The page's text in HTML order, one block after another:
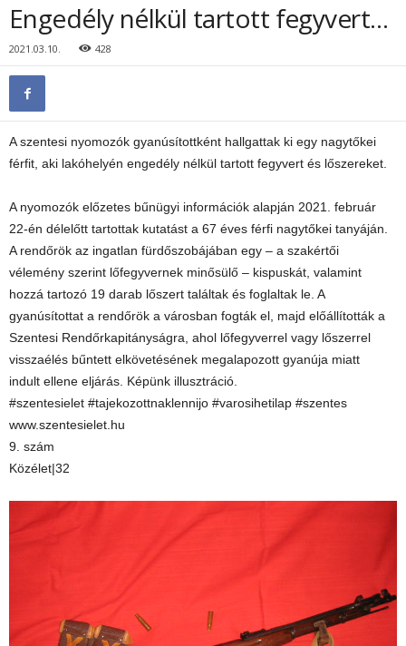
Engedély nélkül tartott fegyvert…
2021.03.10. 428
A szentesi nyomozók gyanúsítottként hallgattak ki egy nagytőkei
férfit, aki lakóhelyén engedély nélkül tartott fegyvert és lőszereket.
A nyomozók előzetes bűnügyi információk alapján 2021. február
22-én délelőtt tartottak kutatást a 67 éves férfi nagytőkei tanyáján.
A rendőrök az ingatlan fürdőszobájában egy – a szakértői
vélemény szerint lőfegyvernek minősülő – kispuskát, valamint
hozzá tartozó 19 darab lőszert találtak és foglaltak le. A
gyanúsítottat a rendőrök a városban fogták el, majd előállították a
Szentesi Rendőrkapitányságra, ahol lőfegyverrel vagy lőszerrel
visszaélés bűntett elkövetésének megalapozott gyanúja miatt
indult ellene eljárás. Képünk illusztráció.
#szentesielet #tajekozottnaklennijo #varosihetilap #szentes
www.szentesielet.hu
9. szám
Közélet|32